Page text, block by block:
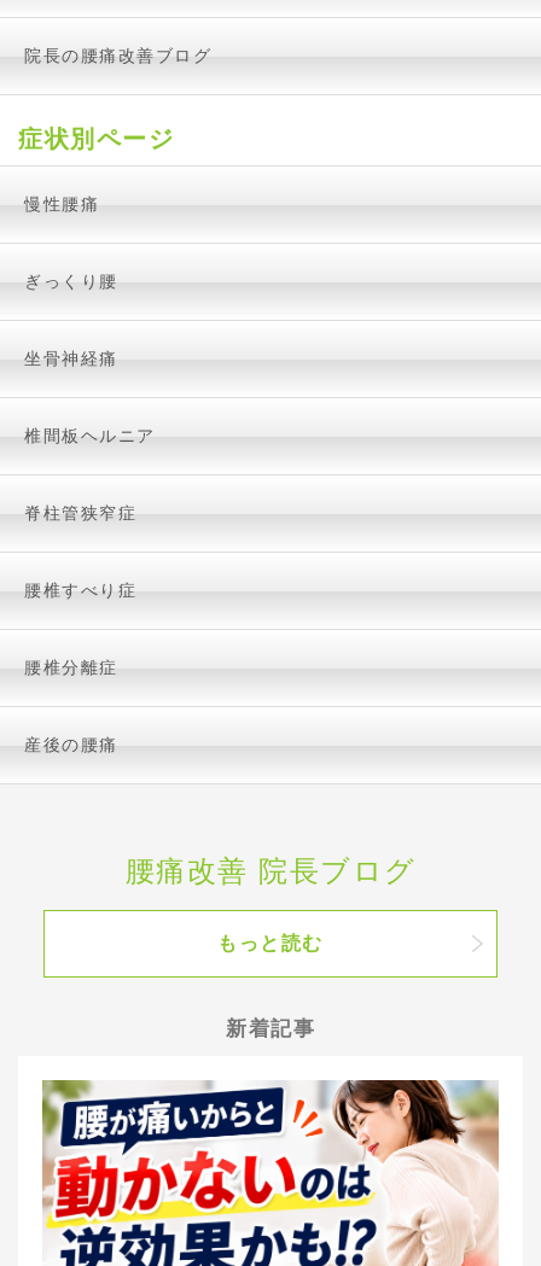
院長の腰痛改善ブログ
症状別ページ
慢性腰痛
ぎっくり腰
坐骨神経痛
椎間板ヘルニア
脊柱管狭窄症
腰椎すべり症
腰椎分離症
産後の腰痛
腰痛改善 院長ブログ
もっと読む
新着記事